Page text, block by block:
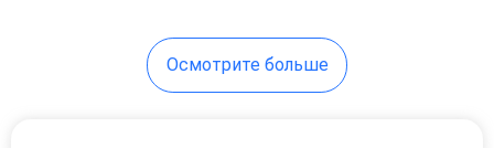
СредстваОсмотрите больше